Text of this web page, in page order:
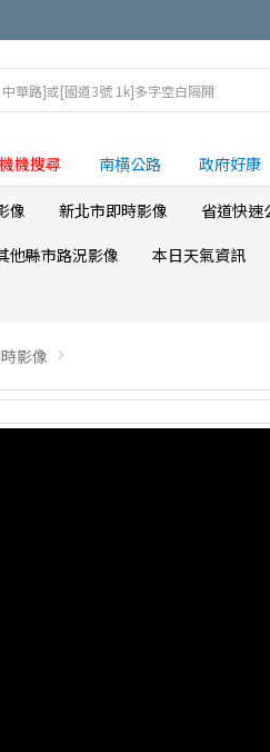
機搜尋 南横公路 政府好康
像 新北市即時影像 省道快速
他縣市路況影像 本日天氣資訊
影像